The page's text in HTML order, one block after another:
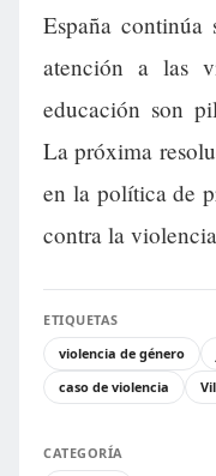
España
atención a las
educación son
La próxima
en la política de
contra la
ETIQUETAS
violencia de género
caso de violencia
CATEGORÍA